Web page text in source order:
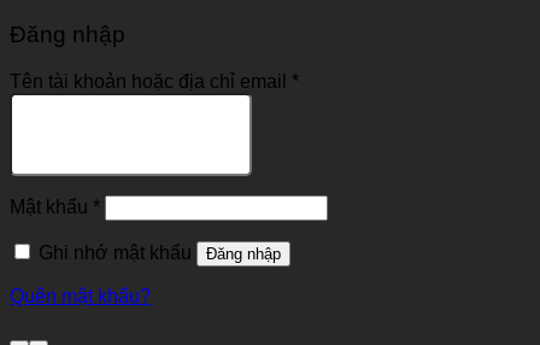
Đăng nhập
Tên tài khoản hoặc địa chỉ email *
Mật khẩu *
Ghi nhớ mật khẩu Đăng nhập
Quên mật khẩu?